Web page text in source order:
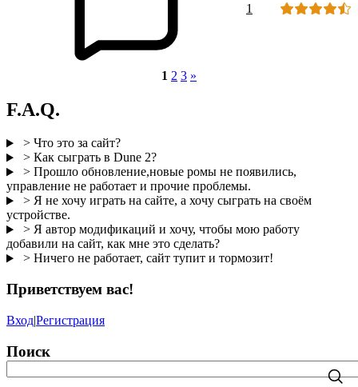
1
1 2 3 »
F.A.Q.
> Что это за сайт?
> Как сыграть в Dune 2?
> Прошло обновление,новые ромы не появились,
управление не работает и прочие проблемы.
> Я не хочу играть на сайте, а хочу сыграть на своём
устройстве.
> Я автор модификаций и хочу, чтобы мою работу
добавили на сайт, как мне это сделать?
> Ничего не работает, сайт тупит и тормозит!
Приветствуем вас!
Вход|Регистрация
Поиск